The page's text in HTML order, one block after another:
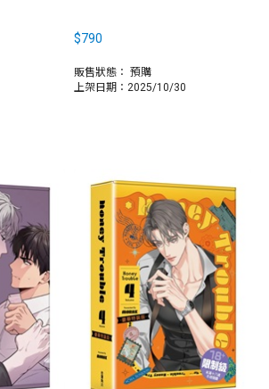
$790
販售狀態： 預購
上架日期：2025/10/30